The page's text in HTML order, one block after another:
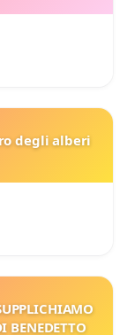
degli alberi
BENEDETTO